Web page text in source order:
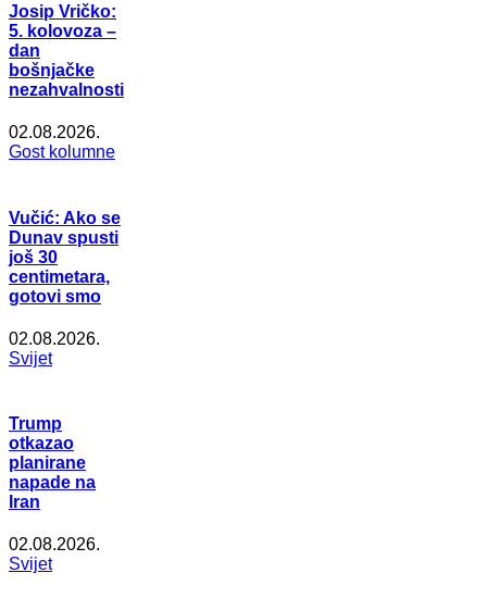
Josip Vričko:
5. kolovoza –
dan
bošnjačke
nezahvalnosti
02.08.2026.
Gost kolumne
Vučić: Ako se
Dunav spusti
još 30
centimetara,
gotovi smo
02.08.2026.
Svijet
Trump
otkazao
planirane
napade na
Iran
02.08.2026.
Svijet